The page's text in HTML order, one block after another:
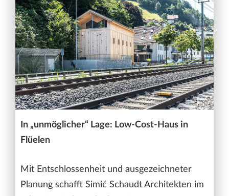
In „unmöglicher“ Lage: Low-Cost-Haus in
Flüelen
Mit Entschlossenheit und ausgezeichneter
Planung schafft Simić Schaudt Architekten im